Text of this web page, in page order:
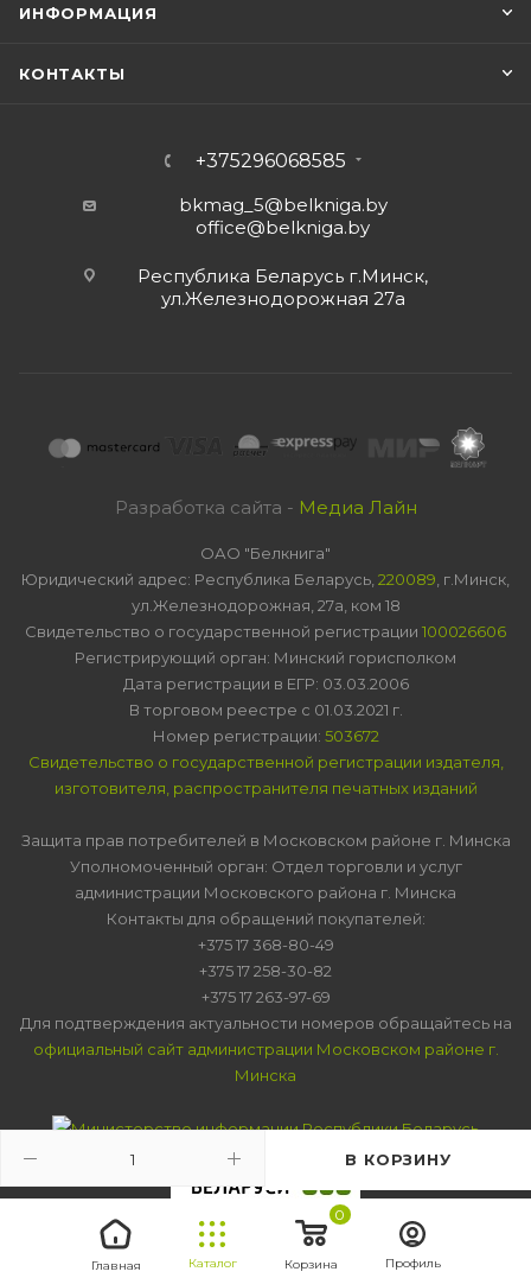
В КОРЗИНУ
Главная Каталог Корзина
0
Профиль
ИНФОРМАЦИЯ
КОНТАКТЫ
+375296068585
bkmag_5@belkniga.by
office@belkniga.by
Республика Беларусь г.Минск,
ул.Железнодорожная 27а
Разработка сайта - Медиа Лайн
ОАО "Белкнига"
Юридический адрес: Республика Беларусь, 220089 , г.Минск,
ул.Железнодорожная, 27а, ком 18
Свидетельство о государственной регистрации 100026606
Регистрирующий орган: Минский горисполком
Дата регистрации в ЕГР: 03.03.2006
В торговом реестре с 01.03.2021 г.
Номер регистрации: 503672
Свидетельство о государственной регистрации издателя,
изготовителя, распространителя печатных изданий
Защита прав потребителей в Московском районе г. Минска
Уполномоченный орган: Отдел торговли и услуг
администрации Московского района г. Минска
Контакты для обращений покупателей:
+375 17 368-80-49
+375 17 258-30-82
+375 17 263-97-69
Для подтверждения актуальности номеров обращайтесь на
официальный сайт администрации Московском районе г.
Минска